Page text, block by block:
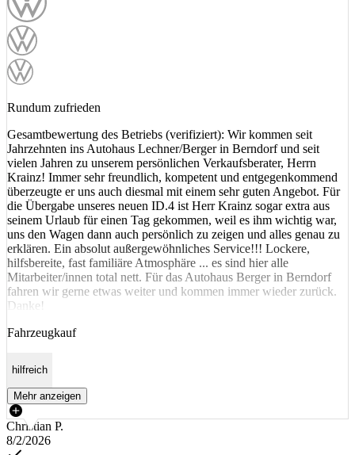
Rundum zufrieden
Gesamtbewertung des Betriebs (verifiziert): Wir kommen seit
Jahrzehnten ins Autohaus Lechner/Berger in Berndorf und seit
vielen Jahren zu unserem persönlichen Verkaufsberater, Herrn
Krainz! Immer sehr freundlich, kompetent und entgegenkommend
überzeugte er uns auch diesmal mit einem sehr guten Angebot. Für
die Übergabe unseres neuen ID.4 ist Herr Krainz sogar extra aus
seinem Urlaub für einen Tag gekommen, weil es ihm wichtig war,
uns den Wagen dann auch persönlich zu zeigen und alles genau zu
erklären. Ein absolut außergewöhnliches Service!!! Lockere,
hilfsbereite, fast familiäre Atmosphäre ... es sind hier alle
Mitarbeiter/innen total nett. Für das Autohaus Berger in Berndorf
fahren wir gerne etwas weiter und kommen immer wieder zurück.
Danke!
Fahrzeugkauf
hilfreich
Mehr anzeigen
Christian P.
8/2/2026